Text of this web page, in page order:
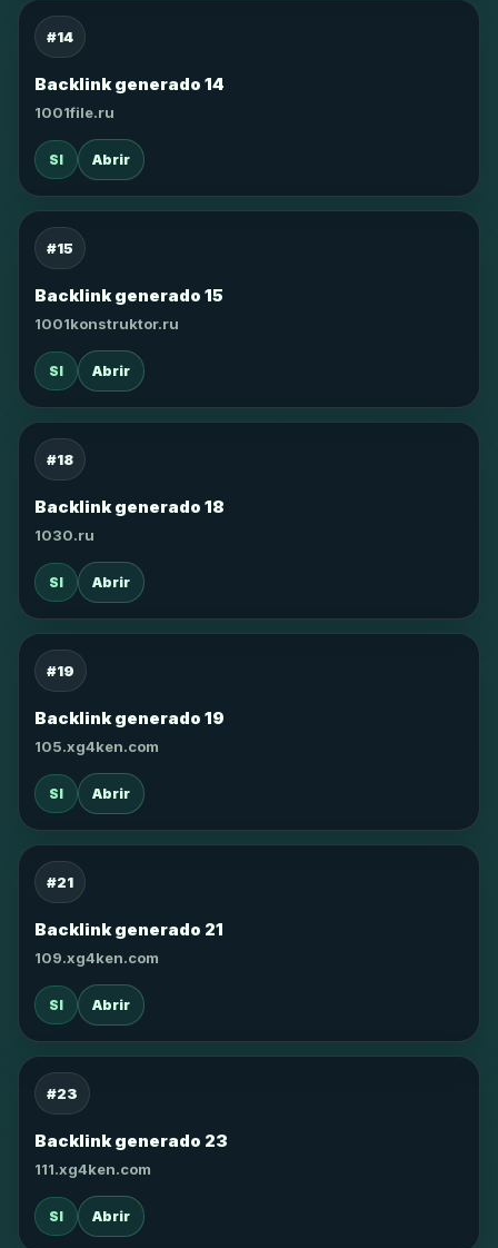
#14
Backlink generado 14
1001file.ru
SI Abrir
#15
Backlink generado 15
1001konstruktor.ru
SI Abrir
#18
Backlink generado 18
1030.ru
SI Abrir
#19
Backlink generado 19
105.xg4ken.com
SI Abrir
#21
Backlink generado 21
109.xg4ken.com
SI Abrir
#23
Backlink generado 23
111.xg4ken.com
SI Abrir